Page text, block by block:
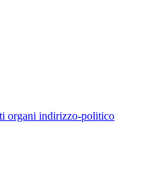
organi indirizzo-politico